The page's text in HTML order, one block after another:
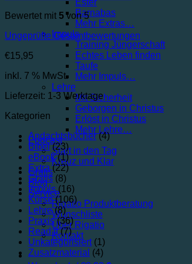
Ester
Barnabas
Mehr Extras…
Impuls
Training Jüngerschaft
Echtes Leben finden
Taufe
Mehr Impuls…
Lehre
Mit Sicherheit
Geborgen in Christus
Erlöst in Christus
Mehr Lehre…
Podcast
Start in den Tag
Kreuz und Klar
Gratis
Blog
Service
Rigatio Produktberatung
Wunschliste
Über Rigatio
Kontakt
Bewertet mit 5von 5
Ungeprüfte Gesamtbewertungen
€15,95
inkl. 7 % MwSt.
Lieferzeit: 1-3 Werktage
Kategorien
Andachtsbücher (4)
Bibel (23)
eBook (1)
Extra (22)
Gratis (8)
Impuls (16)
Kurse (106)
Lehre (8)
Praxis (36)
Read it (7)
Unkategorisiert (1)
Zusatzmaterial (4)